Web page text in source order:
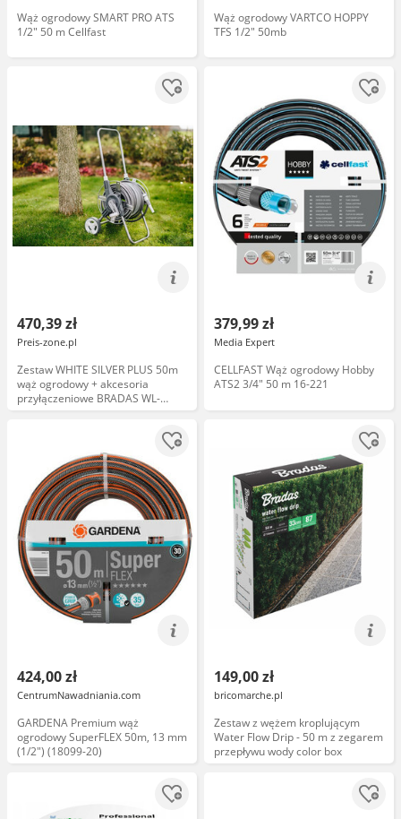
Wąż ogrodowy SMART PRO ATS
1/2" 50 m Cellfast
Wąż ogrodowy VARTCO HOPPY
TFS 1/2" 50mb
470,39 zł
Preis-zone.pl
Zestaw WHITE SILVER PLUS 50m
wąż ogrodowy + akcesoria
przyłączeniowe BRADAS WL-
W2B50
379,99 zł
Media Expert
CELLFAST Wąż ogrodowy Hobby
ATS2 3/4" 50 m 16-221
424,00 zł
CentrumNawadniania.com
GARDENA Premium wąż
ogrodowy SuperFLEX 50m, 13 mm
(1/2") (18099-20)
149,00 zł
bricomarche.pl
Zestaw z wężem kroplującym
Water Flow Drip - 50 m z zegarem
przepływu wody color box